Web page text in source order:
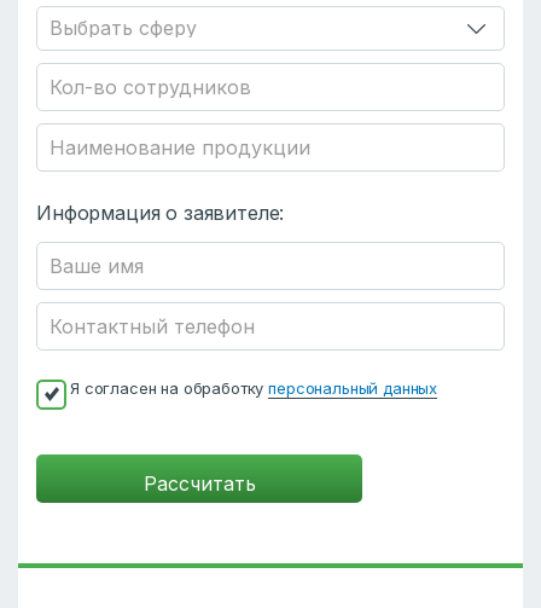
Информация о заявителе:
Я согласен на обработкуперсональный данных